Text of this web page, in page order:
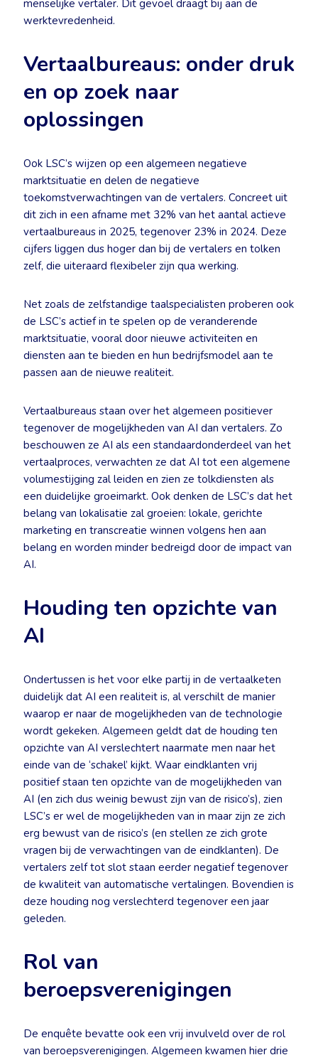
menselijke vertaler. Dit gevoel draagt bij aan de
werktevredenheid.
Vertaalbureaus: onder druk
en op zoek naar
oplossingen
Ook LSC’s wijzen op een algemeen negatieve
marktsituatie en delen de negatieve
toekomstverwachtingen van de vertalers. Concreet uit
dit zich in een afname met 32% van het aantal actieve
vertaalbureaus in 2025, tegenover 23% in 2024. Deze
cijfers liggen dus hoger dan bij de vertalers en tolken
zelf, die uiteraard flexibeler zijn qua werking.
Net zoals de zelfstandige taalspecialisten proberen ook
de LSC’s actief in te spelen op de veranderende
marktsituatie, vooral door nieuwe activiteiten en
diensten aan te bieden en hun bedrijfsmodel aan te
passen aan de nieuwe realiteit.
Vertaalbureaus staan over het algemeen positiever
tegenover de mogelijkheden van AI dan vertalers. Zo
beschouwen ze AI als een standaardonderdeel van het
vertaalproces, verwachten ze dat AI tot een algemene
volumestijging zal leiden en zien ze tolkdiensten als
een duidelijke groeimarkt. Ook denken de LSC’s dat het
belang van lokalisatie zal groeien: lokale, gerichte
marketing en transcreatie winnen volgens hen aan
belang en worden minder bedreigd door de impact van
AI.
Houding ten opzichte van
AI
Ondertussen is het voor elke partij in de vertaalketen
duidelijk dat AI een realiteit is, al verschilt de manier
waarop er naar de mogelijkheden van de technologie
wordt gekeken. Algemeen geldt dat de houding ten
opzichte van AI verslechtert naarmate men naar het
einde van de ‘schakel’ kijkt. Waar eindklanten vrij
positief staan ten opzichte van de mogelijkheden van
AI (en zich dus weinig bewust zijn van de risico’s), zien
LSC’s er wel de mogelijkheden van in maar zijn ze zich
erg bewust van de risico’s (en stellen ze zich grote
vragen bij de verwachtingen van de eindklanten). De
vertalers zelf tot slot staan eerder negatief tegenover
de kwaliteit van automatische vertalingen. Bovendien is
deze houding nog verslechterd tegenover een jaar
geleden.
Rol van
beroepsverenigingen
De enquête bevatte ook een vrij invulveld over de rol
van beroepsverenigingen. Algemeen kwamen hier drie